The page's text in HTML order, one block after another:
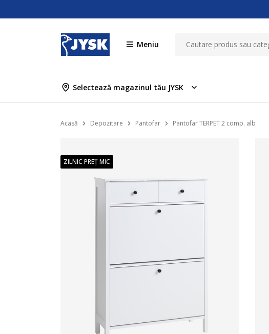
Meniu
Selectează magazinul tău JYSK
Acasă Depozitare Pantofar Pantofar TERPET 2 comp. alb
ZILNIC PREȚ MIC